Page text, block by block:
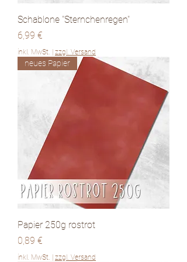
Schablone "Sternchenregen"
Preis
6,99 €
inkl. MwSt. | zzgl. Versand
neues Papier
Papier 250g rostrot
Preis
0,89 €
inkl. MwSt. | zzgl. Versand